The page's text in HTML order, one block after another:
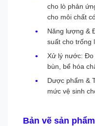
cho lò phản
cho môi chất
Năng lượng &
suất cho trống
Xử lý nước: Đo
bùn, bể hóa
Dược phẩm &
mức vệ sinh
Bản vẽ sản phẩm